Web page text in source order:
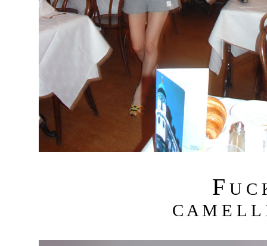
F U C
C A M E L L